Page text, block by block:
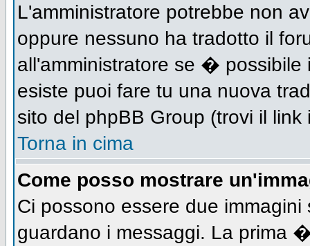
L'amministratore potrebbe non
oppure nessuno ha tradotto il
all'amministratore se � possibile
esiste puoi fare tu una nuova
sito del phpBB Group (trovi il
Torna in cima
Come posso mostrare
Ci possono essere due
guardano i messaggi. La prima